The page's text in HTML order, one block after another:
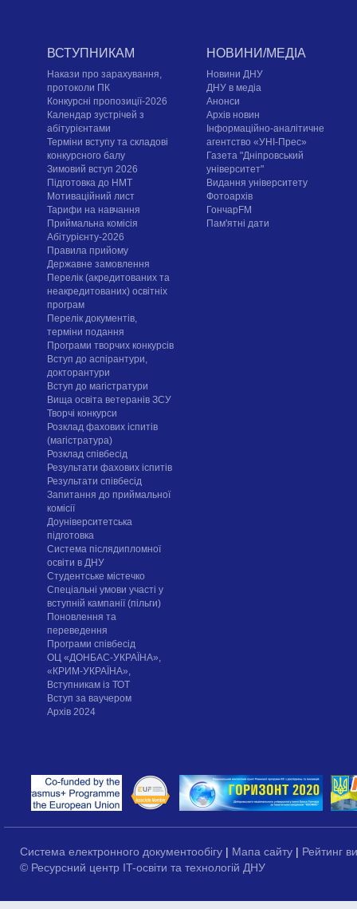
ВСТУПНИКАМ
Накази про зарахування,
протоколи ПК
Конкурсні пропозиції-2026
Календар зустрічей з
абітурієнтами
Терміни вступу та складові
конкурсного балу
Зимовий вступ 2026
Підготовка до НМТ
Мотиваційний лист
Тарифи на навчання
Приймальна комісія
Абітурієнту-2026
Правила прийому
Державне замовлення
Перелік (акредитованих та
неакредитованих) освітніх
програм
Перелік документів,
терміни подання
Програми творчих конкурсiв
Вступ до аспірантури,
докторантури
Вступ до магістратури
Вища освіта ветеранів ЗСУ
Творчі конкурси
Розклад фахових іспитів
(магістратура)
Розклад співбесід
Результати фахових іспитів
Результати співбесід
Запитання до приймальної
комісії
Доуніверситетська
підготовка
Система післядипломної
освіти в ДНУ
Cтудентське містечко
Спеціальні умови участі у
вступній кампанії (пільги)
Поновлення та
переведення
Програми співбесід
ОЦ «ДОНБАС-УКРАЇНА»,
«КРИМ-УКРАЇНА»,
Вступникам із ТОТ
Вступ за ваучером
Архів 2024
НОВИНИ/МЕДІА
Новини ДНУ
ДНУ в медіа
Анонси
Архів новин
Інформаційно-аналітичне
агентство «УНІ-Прес»
Газета "Дніпровський
університет"
Видання університету
Фотоархів
ГончарFM
Пам'ятні дати
Система електронного документообігу | Мапа сайту | Рейтинг
© Ресурсний центр IT-освіти та технологій ДНУ